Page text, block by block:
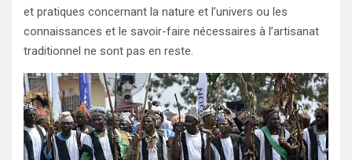
et pratiques concernant la nature et l’univers ou les
connaissances et le savoir-faire nécessaires à l’artisanat
traditionnel ne sont pas en reste.